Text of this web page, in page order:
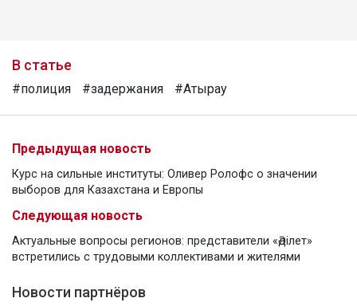
В статье
#полиция #задержания #Атырау
Предыдущая новость
Курс на сильные институты: Оливер Ролофс о значении
выборов для Казахстана и Европы
Следующая новость
Актуальные вопросы регионов: представители «Әділет»
встретились с трудовыми коллективами и жителями